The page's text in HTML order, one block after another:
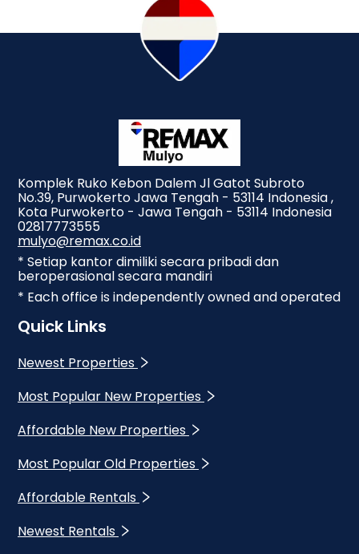
Komplek Ruko Kebon Dalem Jl Gatot Subroto
No.39, Purwokerto Jawa Tengah - 53114 Indonesia ,
Kota Purwokerto - Jawa Tengah - 53114 Indonesia
02817773555
mulyo@remax.co.id
* Setiap kantor dimiliki secara pribadi dan
beroperasional secara mandiri
* Each office is independently owned and operated
Quick Links
Newest Properties
Most Popular New Properties
Affordable New Properties
Most Popular Old Properties
Affordable Rentals
Newest Rentals